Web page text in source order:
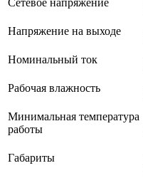
Сетевое напряжение
Напряжение на выходе
Номинальный ток
Рабочая влажность
Минимальная температура
работы
Габариты